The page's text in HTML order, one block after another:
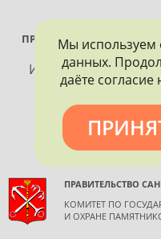
ПРОЕКТ РЕАЛИЗУЕТСЯ
Использование
допускается
обязательной
ПРАВИТЕЛЬСТВО
КОМИТЕТ ПО
И ОХРАНЕ
Мы используем
данных.
даёте